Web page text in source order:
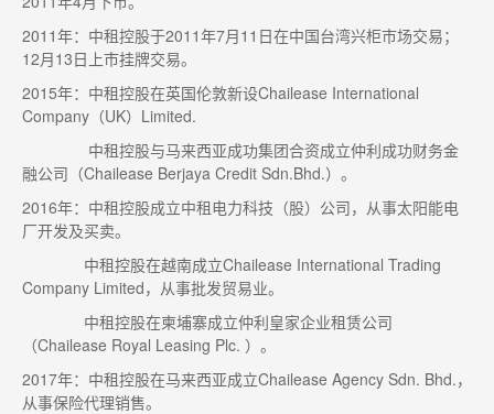
2011年：中租控股于2011年7月11日在中国台湾兴柜巿场交易；
12月13日上市挂牌交易。
2015年：中租控股在英国伦敦新设Chailease International
Company（UK）Limited.
中租控股与马来西亚成功集团合资成立仲利成功财务金
融公司（Chailease Berjaya Credit Sdn.Bhd.）。
2016年：中租控股成立中租电力科技（股）公司，从事太阳能电
厂开发及买卖。
中租控股在越南成立Chailease International Trading
Company Limited，从事批发贸易业。
中租控股在柬埔寨成立仲利皇家企业租赁公司
（Chailease Royal Leasing Plc. ）。
2017年：中租控股在马来西亚成立Chailease Agency Sdn. Bhd.，
从事保险代理销售。